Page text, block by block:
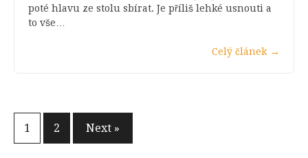
poté hlavu ze stolu sbírat. Je příliš lehké usnouti a
to vše…
Celý článek →
Stránkování
1 2 Next »